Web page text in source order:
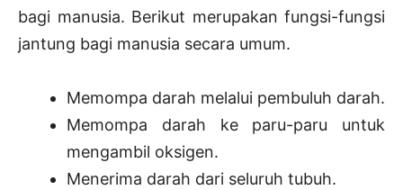
bagi manusia. Berikut merupakan fungsi-fungsi
jantung bagi manusia secara umum.
Memompa darah melalui pembuluh darah.
Memompa darah ke paru-paru untuk
mengambil oksigen.
Menerima darah dari seluruh tubuh.